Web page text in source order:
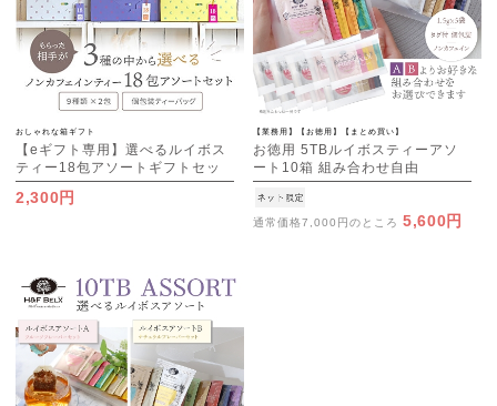
おしゃれな箱ギフト
【eギフト専用】選べるルイボス
ティー18包アソートギフトセッ
ト
2,300円
【業務用】【お徳用】【まとめ買い】
お徳用 5TBルイボスティーアソ
ート10箱 組み合わせ自由
通常価格7,000円のところ 5,600円